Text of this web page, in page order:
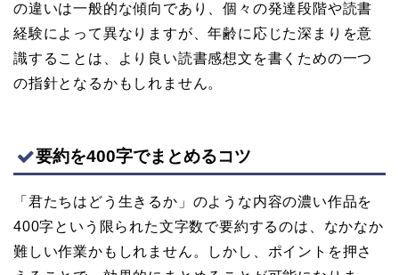
の違いは一般的な傾向であり、個々の発達段階や読書
経験によって異なりますが、年齢に応じた深まりを意
識することは、より良い読書感想文を書くための一つ
の指針となるかもしれません。
要約を400字でまとめるコツ
「君たちはどう生きるか」のような内容の濃い作品を
400字という限られた文字数で要約するのは、なかなか
難しい作業かもしれません。しかし、ポイントを押さ